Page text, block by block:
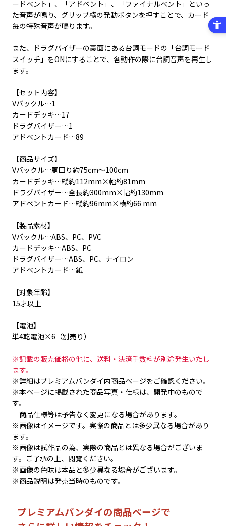
ードベント」、「アドベント」、「ファイナルベント」といっ
た音声が鳴り、グリップ横の発動ボタンを押すことで、カード
毎の特殊音声が鳴ります。
また、ドラグバイザーの裏面にある台詞モードの「台詞モード
スイッチ」をONにすることで、各動作の際に台詞音声を再生し
ます。
【セット内容】
Vバックル…1
カードデッキ…17
ドラグバイザー…1
アドベントカード…89
【商品サイズ】
Vバックル…胴回り約75cm～100cm
カードデッキ…縦約112mm×幅約81mm
ドラグバイザー…全長約300mm×幅約130mm
アドベントカード…縦約96mm×横約66 mm
【製品素材】
Vバックル…ABS、PC、PVC
カードデッキ…ABS、PC
ドラグバイザー…ABS、PC、ナイロン
アドベントカード…紙
【対象年齢】
15才以上
【電池】
単4乾電池×6（別売り）
※記載の販売価格の他に、送料・決済手数料が別途発生いたし
ます。
※詳細はプレミアムバンダイ内商品ページをご確認ください。
※本ページに掲載された商品写真・仕様は、開発中のもので
す。
商品仕様等は予告なく変更になる場合があります。
※画像はイメージです。実際の商品とは多少異なる場合があり
ます。
※画像は試作品の為、実際の商品とは異なる場合がございま
す。ご了承の上、閲覧ください。
※画像の色味は本品と多少異なる場合がございます。
※商品説明は発売当時のものです。
プレミアムバンダイの商品ページで